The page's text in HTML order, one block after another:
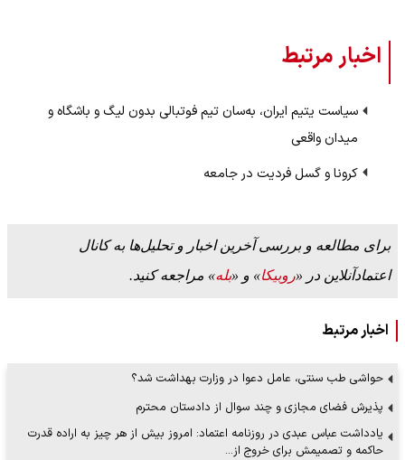
اخبار مرتبط
سیاست یتیم ایران، به‌سان تیم فوتبالی بدون لیگ و باشگاه و
میدان واقعی
کرونا و گسل فردیت در جامعه
برای مطالعه و بررسی آخرین اخبار و تحلیل‌ها به کانال
اعتمادآنلاین در «روبیکا» و «بله» مراجعه کنید.
اخبار مرتبط
حواشی طب سنتی، عامل دعوا در وزارت بهداشت شد؟
پذیرش فضای مجازی و چند سوال از دادستان محترم
یادداشت عباس عبدی در روزنامه اعتماد: امروز بیش از هر چیز به اراده قدرت
حاکمه و تصمیمش برای خروج از…